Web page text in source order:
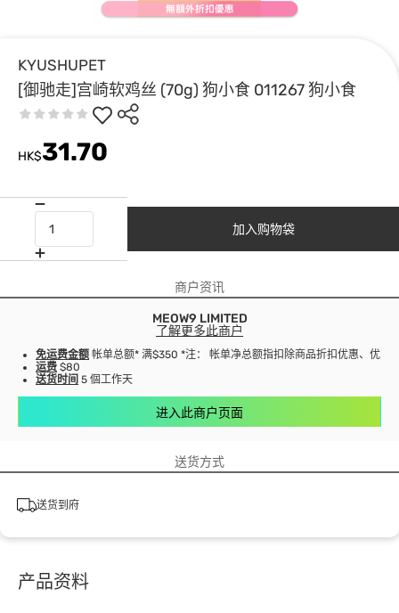
KYUSHUPET
[御驰走]宫崎软鸡丝 (70g) 狗小食 011267 狗小食
HK$31.70
加入购物袋
商户资讯
MEOW9 LIMITED
了解更多此商户
免运费金额 帐单总额* 满$350 *注： 帐单净总额指扣除商品折扣优惠、优惠
运费 $80
送货时间 5 個工作天
进入此商户页面
送货方式
送货到府
产品资料